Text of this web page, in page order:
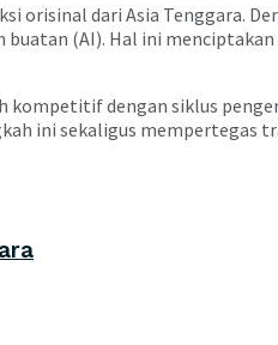
orisinal dari Asia Tenggara.
(AI). Hal ini
dengan siklus
ini sekaligus mempertegas